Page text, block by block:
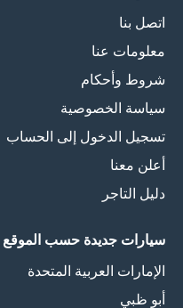
اتصل بنا
معلومات عنا
شروط وأحكام
سياسة الخصوصية
تسجيل الدخول إلى الحساب
أعلن معنا
دليل التاجر
سيارات جديدة حسب الموقع
الإمارات العربية المتحدة
أبو ظبي